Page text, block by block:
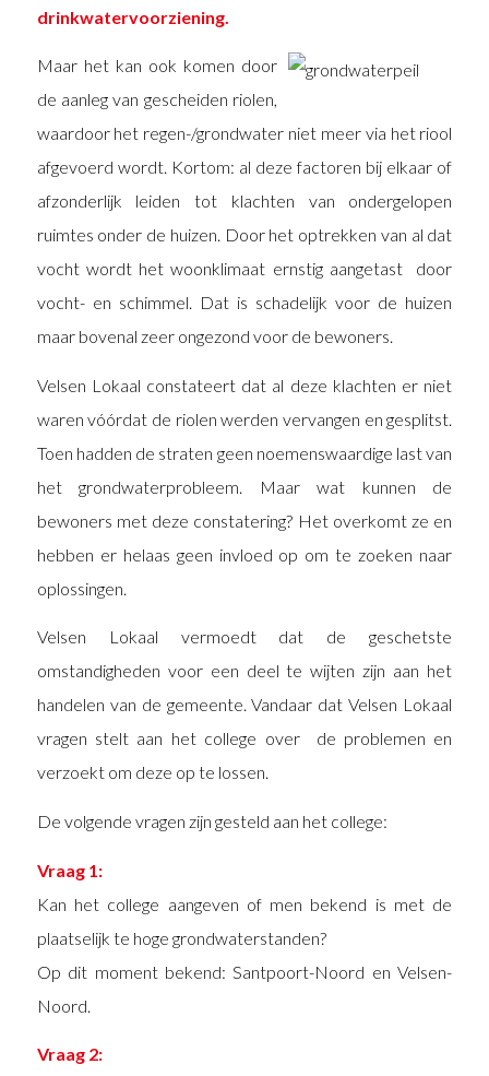
drinkwatervoorziening.
Maar het kan ook komen door
de aanleg van gescheiden riolen,
waardoor het regen-/grondwater niet meer via het riool
afgevoerd wordt. Kortom: al deze factoren bij elkaar of
afzonderlijk leiden tot klachten van ondergelopen
ruimtes onder de huizen. Door het optrekken van al dat
vocht wordt het woonklimaat ernstig aangetast door
vocht- en schimmel. Dat is schadelijk voor de huizen
maar bovenal zeer ongezond voor de bewoners.
Velsen Lokaal constateert dat al deze klachten er niet
waren vóórdat de riolen werden vervangen en gesplitst.
Toen hadden de straten geen noemenswaardige last van
het grondwaterprobleem. Maar wat kunnen de
bewoners met deze constatering? Het overkomt ze en
hebben er helaas geen invloed op om te zoeken naar
oplossingen.
Velsen Lokaal vermoedt dat de geschetste
omstandigheden voor een deel te wijten zijn aan het
handelen van de gemeente. Vandaar dat Velsen Lokaal
vragen stelt aan het college over de problemen en
verzoekt om deze op te lossen.
De volgende vragen zijn gesteld aan het college:
Vraag 1:
Kan het college aangeven of men bekend is met de
plaatselijk te hoge grondwaterstanden?
Op dit moment bekend: Santpoort-Noord en Velsen-
Noord.
Vraag 2: